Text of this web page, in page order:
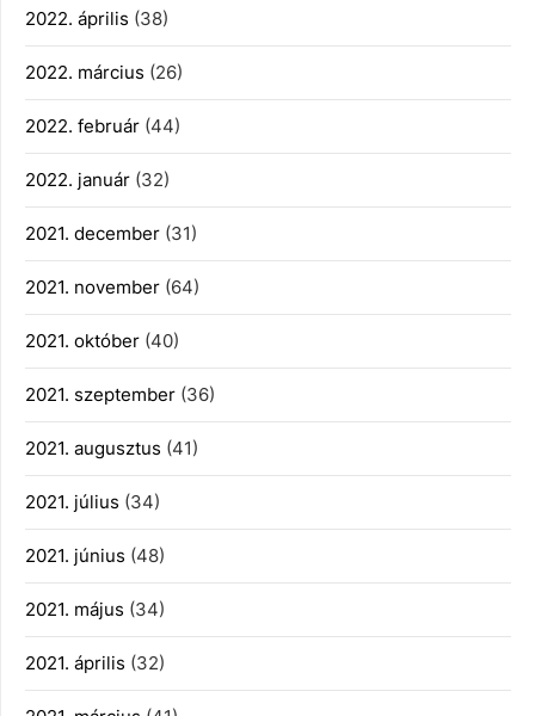
2022. április (38)
2022. március (26)
2022. február (44)
2022. január (32)
2021. december (31)
2021. november (64)
2021. október (40)
2021. szeptember (36)
2021. augusztus (41)
2021. július (34)
2021. június (48)
2021. május (34)
2021. április (32)